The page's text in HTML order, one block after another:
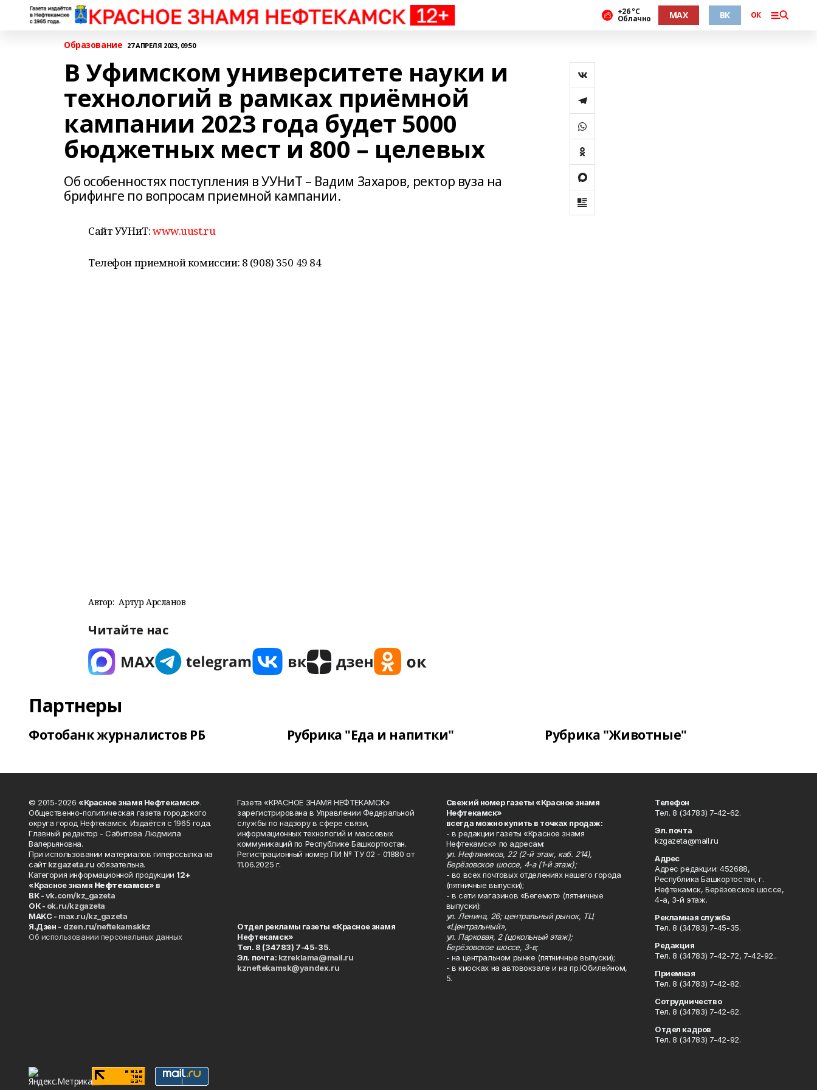
+26 °С
Облачно MAX ВК ОК
Образование 27 АПРЕЛЯ 2023, 09:50
В Уфимском университете науки и
технологий в рамках приёмной
кампании 2023 года будет 5000
бюджетных мест и 800 – целевых
Об особенностях поступления в УУНиТ – Вадим Захаров, ректор вуза на
брифинге по вопросам приемной кампании.
Сайт УУНиТ:www.uust.ru
Телефон приемной комиссии: 8 (908) 350 49 84
Автор: Артур Арсланов
Читайте нас
Партнеры
Фотобанк журналистов РБ Рубрика "Еда и напитки" Рубрика "Животные"
© 2015-2026 «Красное знамя Нефтекамск».
Общественно-политическая газета городского
округа город Нефтекамск. Издаётся с 1965 года.
Главный редактор - Сабитова Людмила
Валерьяновна.
При использовании материалов гиперссылка на
сайтkzgazeta.ru обязательна.
Категория информационной продукции 12+
«Красное знамя Нефтекамск» в
ВК -vk.com/kz_gazeta
ОК - ok.ru/kzgazeta
MAKC - max.ru/kz_gazeta
Я.Дзен - dzen.ru/neftekamskkz
Об использовании персональных данных
Газета «КРАСНОЕ ЗНАМЯ НЕФТЕКАМСК»
зарегистрирована в Управлении Федеральной
службы по надзору в сфере связи,
информационных технологий и массовых
коммуникаций по Республике Башкортостан.
Регистрационный номер ПИ № ТУ 02 - 01880 от
11.06.2025 г.
Отдел рекламы газеты «Красное знамя
Нефтекамск»
Тел. 8 (34783) 7-45-35.
Эл. почта: kzreklama@mail.ru
kzneftekamsk@yandex.ru
Свежий номер газеты «Красное знамя
Нефтекамск»
всегда можно купить в точках продаж:
- в редакции газеты «Красное знамя
Нефтекамск» по адресам:
ул. Нефтяников, 22 (2-й этаж, каб. 214),
Берёзовское шоссе, 4-а (1-й этаж);
- во всех почтовых отделениях нашего города
(пятничные выпуски);
- в сети магазинов «Бегемот» (пятничные
выпуски):
ул. Ленина, 26; центральный рынок, ТЦ
«Центральный»,
ул. Парковая, 2 (цокольный этаж);
Берёзовское шоссе, 3-в;
- на центральном рынке (пятничные выпуски);
- в киосках на автовокзале и на пр.Юбилейном,
5.
Телефон
Тел. 8 (34783) 7-42-62.
Эл. почта
kzgazeta@mail.ru
Адрес
Адрес редакции: 452688,
Республика Башкортостан, г.
Нефтекамск, Берёзовское шоссе,
4-а, 3-й этаж.
Рекламная служба
Тел. 8 (34783) 7-45-35.
Редакция
Тел. 8 (34783) 7-42-72, 7-42-92..
Приемная
Тел. 8 (34783) 7-42-82.
Сотрудничество
Тел. 8 (34783) 7-42-62.
Отдел кадров
Тел. 8 (34783) 7-42-92.